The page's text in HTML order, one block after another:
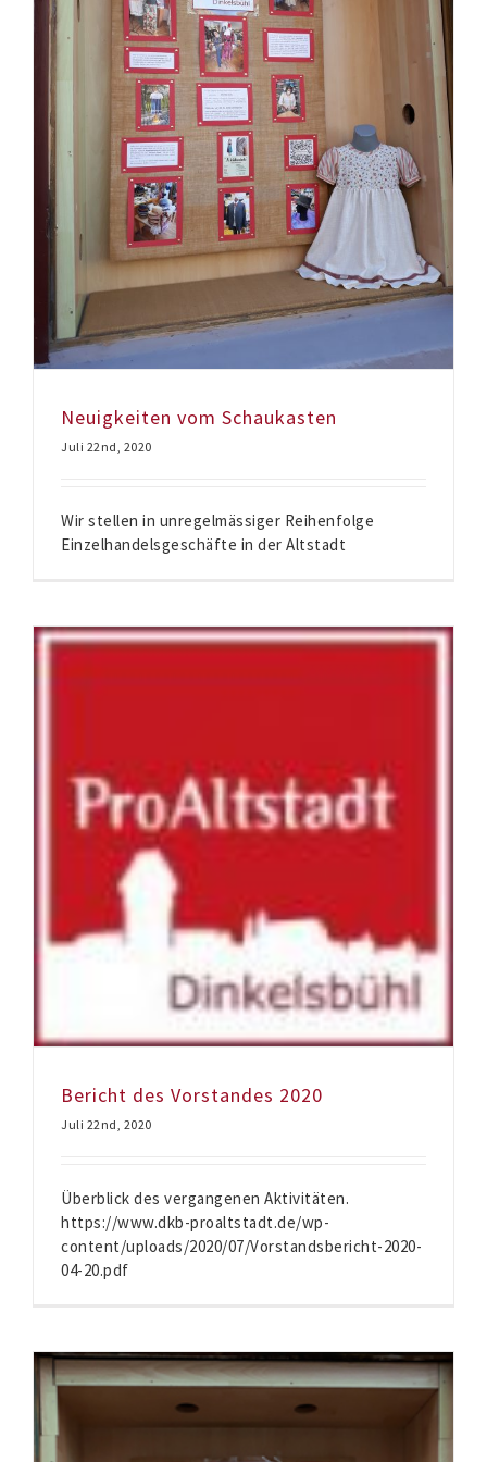
Neuigkeiten vom Schaukasten
Juli 22nd, 2020
Wir stellen in unregelmässiger Reihenfolge
Einzelhandelsgeschäfte in der Altstadt
Bericht des Vorstandes 2020
Juli 22nd, 2020
Überblick des vergangenen Aktivitäten.
https://www.dkb-proaltstadt.de/wp-
content/uploads/2020/07/Vorstandsbericht-2020-
04-20.pdf